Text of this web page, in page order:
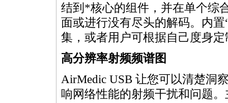
结到 *核心的组件，并在单个综
面或进行没有尽头的解码。内
集，或者用户可根据自己度身
高分辨率射频频谱图
AirMedic USB 让您可以清楚洞
响网络性能的射频干扰和问题